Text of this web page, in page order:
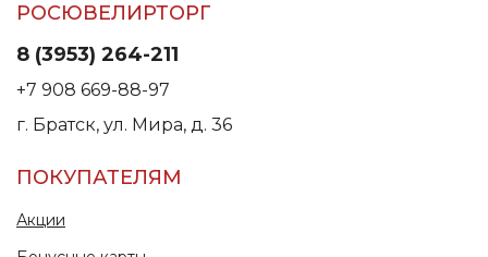
РОСЮВЕЛИРТОРГ
8 (3953) 264-211
+7 908 669-88-97
г. Братск, ул. Мира, д. 36
ПОКУПАТЕЛЯМ
Акции